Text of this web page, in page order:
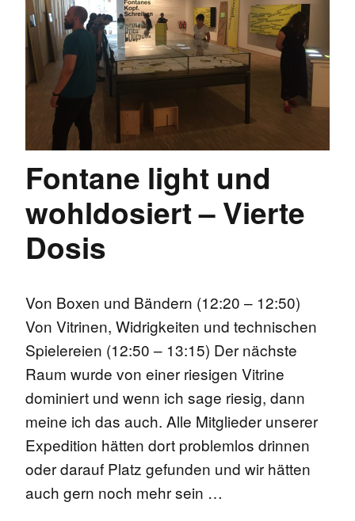
Fontane light und
wohldosiert – Vierte
Dosis
Von Boxen und Bändern (12:20 – 12:50)
Von Vitrinen, Widrigkeiten und technischen
Spielereien (12:50 – 13:15) Der nächste
Raum wurde von einer riesigen Vitrine
dominiert und wenn ich sage riesig, dann
meine ich das auch. Alle Mitglieder unserer
Expedition hätten dort problemlos drinnen
oder darauf Platz gefunden und wir hätten
auch gern noch mehr sein …